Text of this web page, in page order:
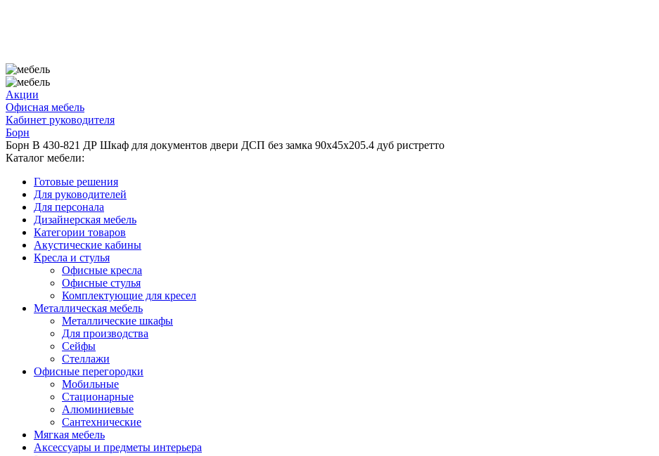
Акции
Офисная мебель
Кабинет руководителя
Борн
Борн B 430-821 ДР Шкаф для документов двери ДСП без замка 90х45х205.4 дуб ристретто
Каталог мебели:
Готовые решения
Для руководителей
Для персонала
Дизайнерская мебель
Категории товаров
Акустические кабины
Кресла и стулья
Офисные кресла
Офисные стулья
Комплектующие для кресел
Металлическая мебель
Металлические шкафы
Для производства
Сейфы
Стеллажи
Офисные перегородки
Мобильные
Стационарные
Алюминиевые
Сантехнические
Мягкая мебель
Аксессуары и предметы интерьера